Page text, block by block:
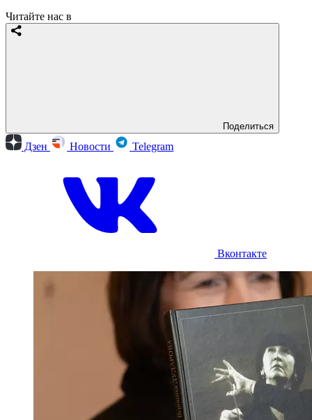
Читайте нас в
Поделиться
Дзен Новости Telegram
Вконтакте